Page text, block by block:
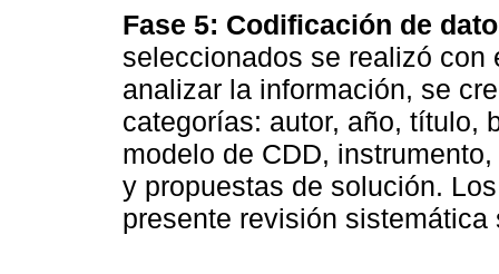
Fase 5: Codificación de
seleccionados se realizó con
analizar la información, se
categorías: autor, año, título,
modelo de CDD,
y propuestas de solución.
presente revisión